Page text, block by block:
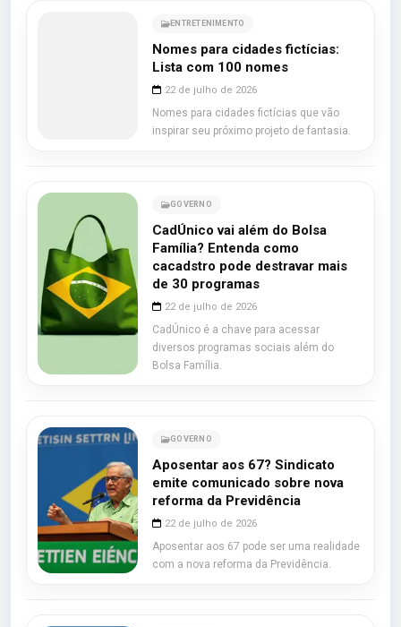
ENTRETENIMENTO
Nomes para cidades fictícias:
Lista com 100 nomes
22 de julho de 2026
Nomes para cidades fictícias que vão
inspirar seu próximo projeto de fantasia.
GOVERNO
CadÚnico vai além do Bolsa
Família? Entenda como
cacadstro pode destravar mais
de 30 programas
22 de julho de 2026
CadÚnico é a chave para acessar
diversos programas sociais além do
Bolsa Família.
GOVERNO
Aposentar aos 67? Sindicato
emite comunicado sobre nova
reforma da Previdência
22 de julho de 2026
Aposentar aos 67 pode ser uma realidade
com a nova reforma da Previdência.